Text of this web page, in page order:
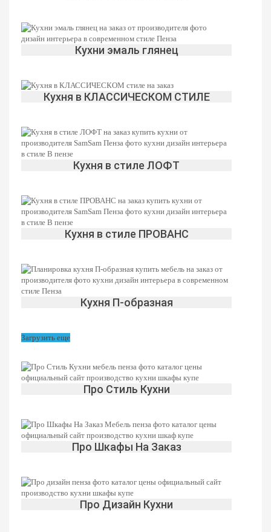
Кухни эмаль глянец
Кухня в КЛАССИЧЕСКОМ СТИЛЕ
Кухня в стиле ЛОФТ
Кухня в стиле ПРОВАНС
Кухня П-образная
Загрузить еще
Про Стиль Кухни
Про Шкафы На Заказ
Про Дизайн Кухни